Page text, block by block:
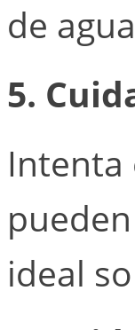
de
5.
Intenta
ideal